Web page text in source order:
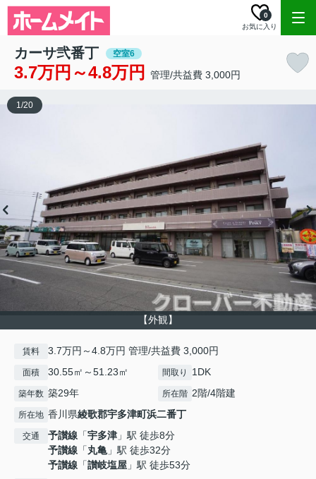
お気に入り
0
カーサ弐番丁 空室6
3.7万円～4.8万円 管理/共益費 3,000円
【外観】
1/20
賃料 3.7万円～4.8万円 管理/共益費 3,000円
面積 30.55㎡～51.23㎡ 間取り 1DK
築年数 築29年 所在階 2階/4階建
所在地 香川県綾歌郡宇多津町浜二番丁
交通 予讃線 「宇多津 」駅 徒歩8分
予讃線 「丸亀」駅 徒歩32分
予讃線 「讃岐塩屋 」駅 徒歩53分